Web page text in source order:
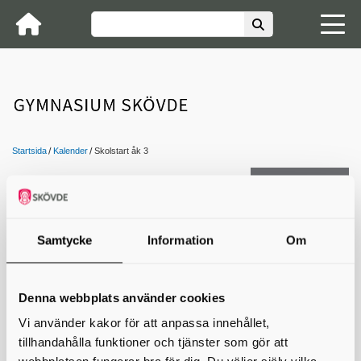
Samtycke Information Om
Denna webbplats använder cookies
Vi använder kakor för att anpassa innehållet,
tillhandahålla funktioner och tjänster som gör att
Startsida Kalender Skolstart åk 3
Kontakta oss
Skolstart åk 3
Välkommen tillbaka till ett nytt läsår!
Skolan startar tisdag 18 augusti.